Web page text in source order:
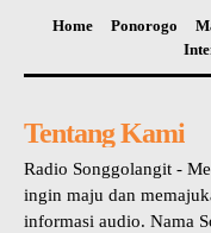
Home Ponorogo
Tentang Kami
Radio Songgolangit -
ingin maju dan
informasi audio. Nama